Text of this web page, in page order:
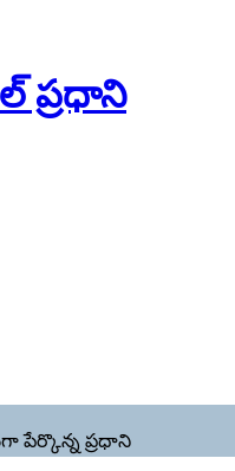
ప్రధాని
పేర్కొన్న ప్రధాని